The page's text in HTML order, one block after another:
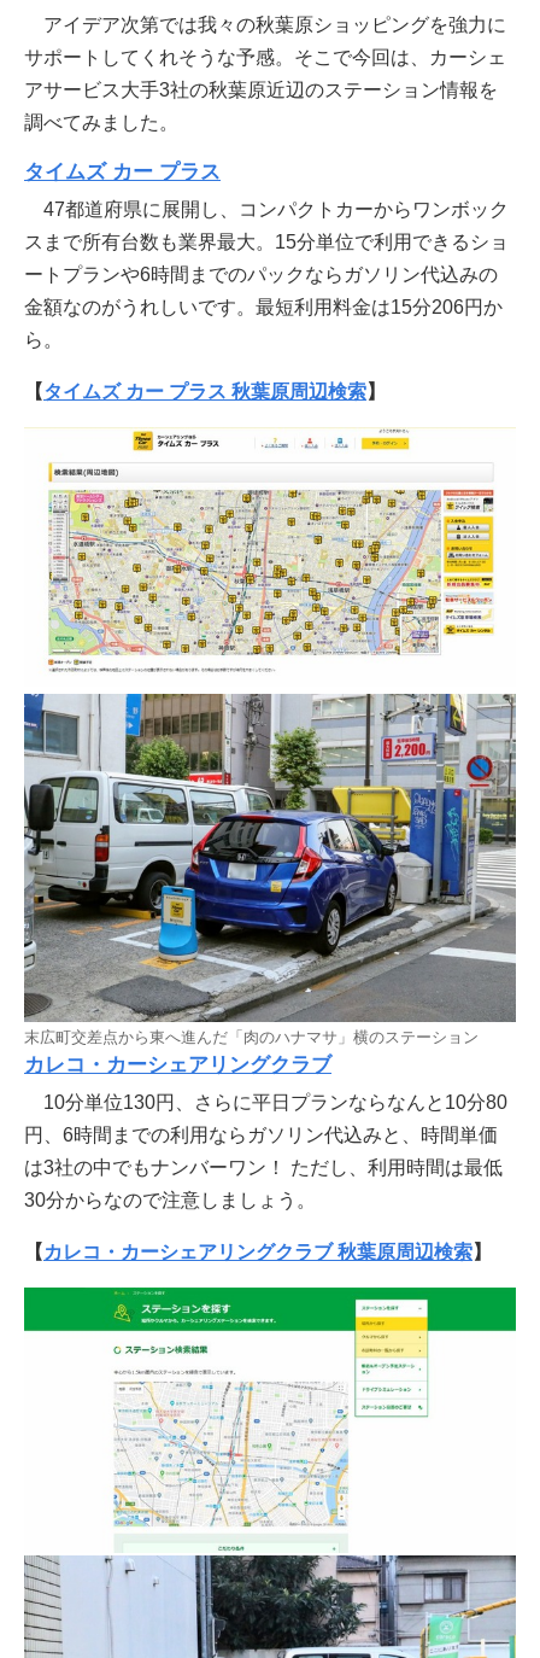
アイデア次第では我々の秋葉原ショッピングを強力に
サポートしてくれそうな予感。そこで今回は、カーシェ
アサービス大手3社の秋葉原近辺のステーション情報を
調べてみました。
タイムズ カー プラス
47都道府県に展開し、コンパクトカーからワンボック
スまで所有台数も業界最大。15分単位で利用できるショ
ートプランや6時間までのパックならガソリン代込みの
金額なのがうれしいです。最短利用料金は15分206円か
ら。
【タイムズ カー プラス 秋葉原周辺検索】
末広町交差点から東へ進んだ「肉のハナマサ」横のステーション
カレコ・カーシェアリングクラブ
10分単位130円、さらに平日プランならなんと10分80
円、6時間までの利用ならガソリン代込みと、時間単価
は3社の中でもナンバーワン！ ただし、利用時間は最低
30分からなので注意しましょう。
【 カレコ・カーシェアリングクラブ 秋葉原周辺検索】